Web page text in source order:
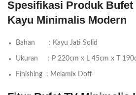
Spesifikasi Produk
Kayu Minimalis Modern
Bahan : Kayu Jati Solid
Ukuran : P 220cm x L 45cm x T
Finishing : Melamix Doff